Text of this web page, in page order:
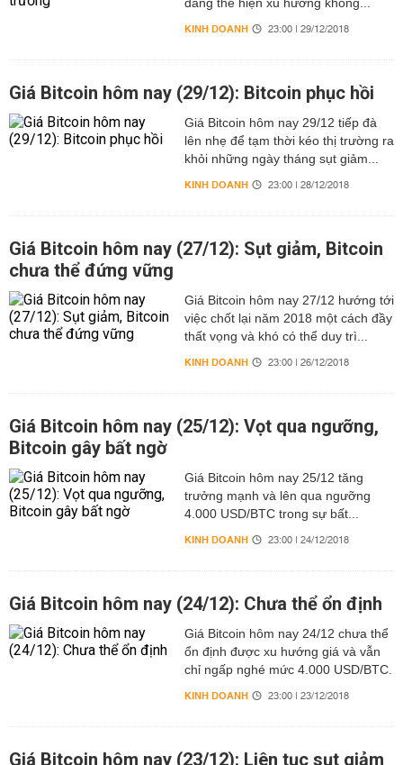
KINH DOANH 23:00 | 29/12/2018
Giá Bitcoin hôm nay (29/12): Bitcoin phục hồi
Giá Bitcoin hôm nay 29/12 tiếp đà
lên nhẹ để tạm thời kéo thị trường ra
khỏi những ngày tháng sụt giảm...
KINH DOANH 23:00 | 28/12/2018
Giá Bitcoin hôm nay (27/12): Sụt giảm, Bitcoin
chưa thể đứng vững
Giá Bitcoin hôm nay 27/12 hướng tới
việc chốt lại năm 2018 một cách đầy
thất vọng và khó có thể duy trì...
KINH DOANH 23:00 | 26/12/2018
Giá Bitcoin hôm nay (25/12): Vọt qua ngưỡng,
Bitcoin gây bất ngờ
Giá Bitcoin hôm nay 25/12 tăng
trưởng mạnh và lên qua ngưỡng
4.000 USD/BTC trong sự bất...
KINH DOANH 23:00 | 24/12/2018
Giá Bitcoin hôm nay (24/12): Chưa thể ổn định
Giá Bitcoin hôm nay 24/12 chưa thể
ổn định được xu hướng giá và vẫn
chỉ ngấp nghé mức 4.000 USD/BTC.
KINH DOANH 23:00 | 23/12/2018
Giá Bitcoin hôm nay (23/12): Liên tục sụt giảm